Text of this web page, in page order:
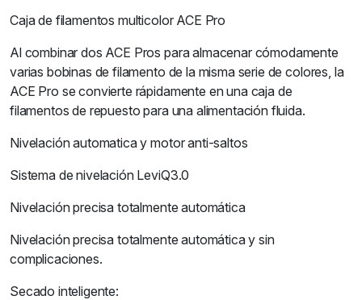
Caja de filamentos multicolor ACE Pro
Al combinar dos ACE Pros para almacenar cómodamente
varias bobinas de filamento de la misma serie de colores, la
ACE Pro se convierte rápidamente en una caja de
filamentos de repuesto para una alimentación fluida.
Nivelación automatica y motor anti-saltos
Sistema de nivelación LeviQ3.0
Nivelación precisa totalmente automática
Nivelación precisa totalmente automática y sin
complicaciones.
Secado inteligente: